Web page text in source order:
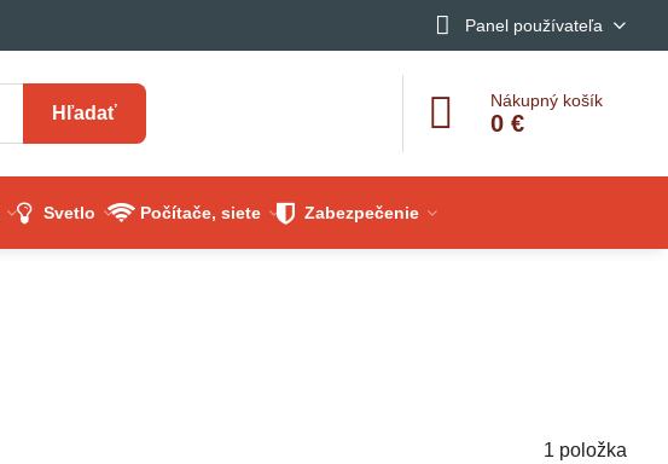
Panel používateľa
Hľadať
Nákupný košík
0 €
Svetlo Počítače, siete Zabezpečenie
1 položka